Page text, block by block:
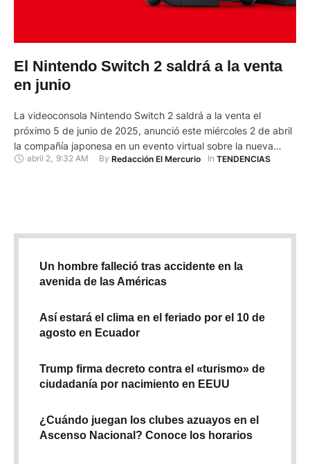
El Nintendo Switch 2 saldrá a la venta
en junio
La videoconsola Nintendo Switch 2 saldrá a la venta el
próximo 5 de junio de 2025, anunció este miércoles 2 de abril
la compañía japonesa en un evento virtual sobre la nueva
versión de una consola que ha sido una de las tres más
abril 2, 9:32 AM By Redacción El Mercurio In TENDENCIAS
Un hombre falleció tras accidente en la
avenida de las Américas
Así estará el clima en el feriado por el 10 de
agosto en Ecuador
Trump firma decreto contra el «turismo» de
ciudadanía por nacimiento en EEUU
¿Cuándo juegan los clubes azuayos en el
Ascenso Nacional? Conoce los horarios